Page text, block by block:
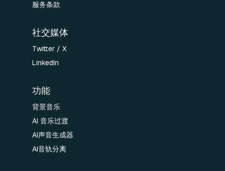
服务条款
社交媒体
Twitter / X
LinkedIn
功能
背景音乐
AI 音乐过渡
AI声音生成器
AI音轨分离